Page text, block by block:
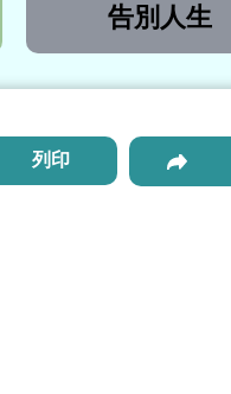
告別人生
列印